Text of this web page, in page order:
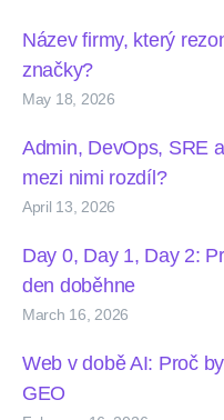
Název firmy, který
značky?
May 18, 2026
Admin, DevOps, SRE
mezi nimi rozdíl?
April 13, 2026
Day 0, Day 1, Day 2:
den doběhne
March 16, 2026
Web v době AI: Proč
GEO